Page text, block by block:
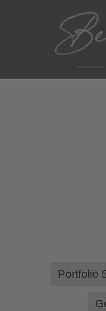
Portfolio